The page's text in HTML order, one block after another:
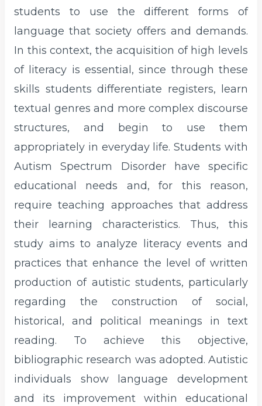
students to use the different forms of
language that society offers and demands.
In this context, the acquisition of high levels
of literacy is essential, since through these
skills students differentiate registers, learn
textual genres and more complex discourse
structures, and begin to use them
appropriately in everyday life. Students with
Autism Spectrum Disorder have specific
educational needs and, for this reason,
require teaching approaches that address
their learning characteristics. Thus, this
study aims to analyze literacy events and
practices that enhance the level of written
production of autistic students, particularly
regarding the construction of social,
historical, and political meanings in text
reading. To achieve this objective,
bibliographic research was adopted. Autistic
individuals show language development
and its improvement within educational